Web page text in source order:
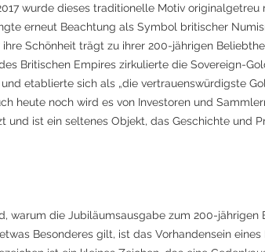
wurde dieses traditionelle Motiv originalgetreu
erneut Beachtung als Symbol britischer
ihre Schönheit trägt zu ihrer 200-jährigen
Britischen Empires zirkulierte die Sovereign-
etablierte sich als „die vertrauenswürdigste
heute noch wird es von Investoren und
und ist ein seltenes Objekt, das Geschichte und
warum die Jubiläumsausgabe zum 200-jährigen
Besonderes gilt, ist das Vorhandensein eines